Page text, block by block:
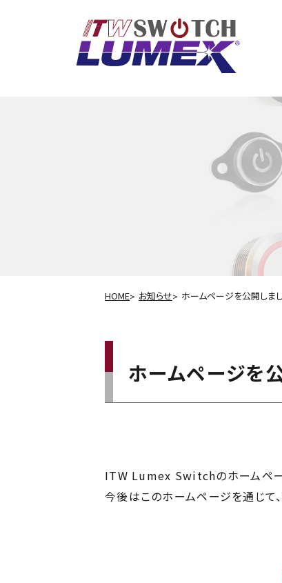
HOME お知らせ ホームページを公開しま
ホームページを
ITW Lumex Switchのホームペー
今後はこのホームページを通じて